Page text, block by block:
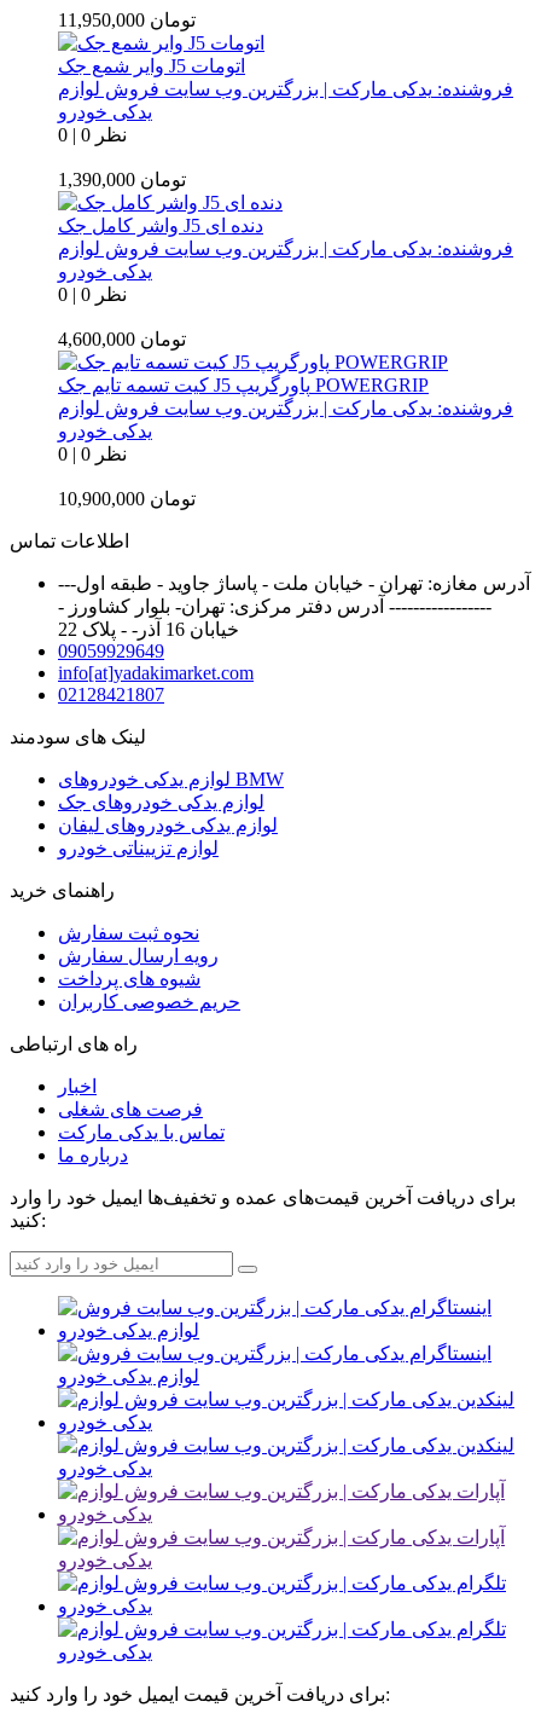
11,950,000 تومان
وایر شمع جک J5 اتومات
فروشنده: یدکی مارکت | بزرگترین وب سایت فروش لوازم
یدکی خودرو
0 | 0 نظر
1,390,000 تومان
واشر کامل جک J5 دنده ای
فروشنده: یدکی مارکت | بزرگترین وب سایت فروش لوازم
یدکی خودرو
0 | 0 نظر
4,600,000 تومان
کیت تسمه تایم جک J5 پاورگریپ POWERGRIP
فروشنده: یدکی مارکت | بزرگترین وب سایت فروش لوازم
یدکی خودرو
0 | 0 نظر
10,900,000 تومان
اطلاعات تماس
آدرس مغازه: تهران - خیابان ملت - پاساژ جاوید - طبقه اول---
----------------- آدرس دفتر مرکزی: تهران- بلوار کشاورز -
خیابان 16 آذر- - پلاک 22
09059929649
info[at]yadakimarket.com
02128421807
لینک های سودمند
لوازم یدکی خودروهای BMW
لوازم یدکی خودروهای جک
لوازم یدکی خودروهای لیفان
لوازم تزییناتی خودرو
راهنمای خرید
نحوه ثبت سفارش
رویه ارسال سفارش
شیوه های پرداخت
حریم خصوصی کاربران
راه های ارتباطی
اخبار
فرصت های شغلی
تماس با یدکی مارکت
درباره ما
برای دریافت آخرین قیمت‌های عمده و تخفیف‌ها ایمیل خود را وارد
کنید:
برای دریافت آخرین قیمت ایمیل خود را وارد کنید: